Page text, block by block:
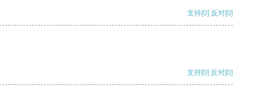
支持[0] 反对[0]
支持[0] 反对[0]